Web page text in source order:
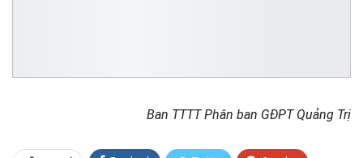
Ban TTTT Phân ban GĐPT Quảng Trị